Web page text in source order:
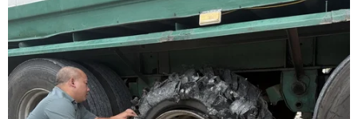
Tổng Biên tập: TRẦN TIẾN DUẨN
Phó Tổng Biên tập: NGUYỄN THỊ TÁM, KHÚC THANH
THỦY
Sở hữu trí tuệ
Quy định sử dụng